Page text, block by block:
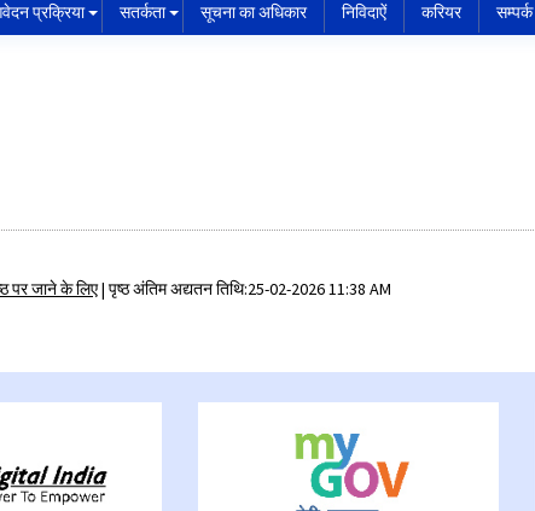
प्रक्रिया सतर्कता सूचना का अधिकार निविदाऐं करियर
पर जाने के लिए| पृष्ठ अंतिम अद्यतन तिथि:25-02-2026 11:38 AM